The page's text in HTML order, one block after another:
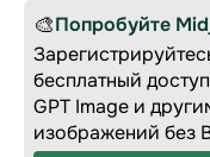
🎨Попробуйте
бесплатный
GPT Image и
изображений без